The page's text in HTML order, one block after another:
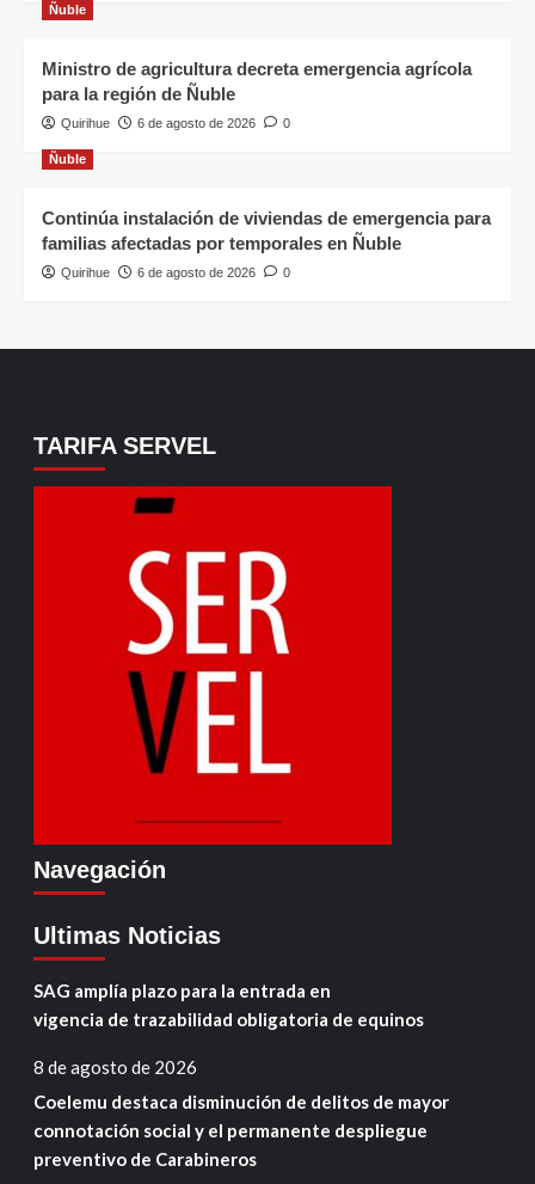
Ñuble
Ministro de agricultura decreta emergencia agrícola
para la región de Ñuble
Quirihue 6 de agosto de 2026 0
Ñuble
Continúa instalación de viviendas de emergencia para
familias afectadas por temporales en Ñuble
Quirihue 6 de agosto de 2026 0
TARIFA SERVEL
Navegación
Ultimas Noticias
SAG amplía plazo para la entrada en
vigencia de trazabilidad obligatoria de equinos
8 de agosto de 2026
Coelemu destaca disminución de delitos de mayor
connotación social y el permanente despliegue
preventivo de Carabineros